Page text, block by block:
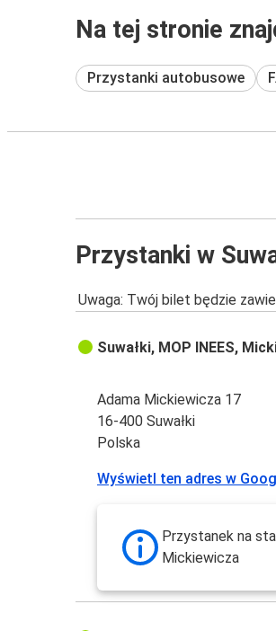
Na tej stronie
Przystanki autobusowe
Przystanki w
Uwaga: Twój bilet będzie
Suwałki, MOP INEES,
Adama Mickiewicza 17
16-400 Suwałki
Polska
Wyświetl ten adres w
Przystanek na
Mickiewicza